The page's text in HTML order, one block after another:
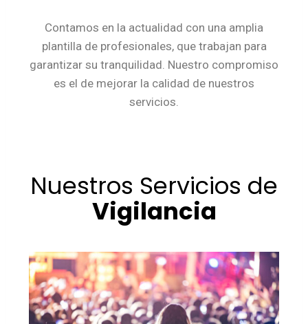
Contamos en la actualidad con una amplia
plantilla de profesionales, que trabajan para
garantizar su tranquilidad. Nuestro compromiso
es el de mejorar la calidad de nuestros
servicios.
Nuestros Servicios de
Vigilancia